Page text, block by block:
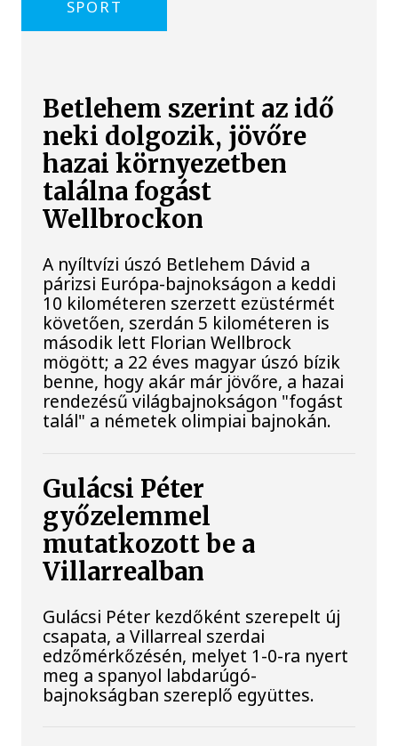
SPORT
Betlehem szerint az idő
neki dolgozik, jövőre
hazai környezetben
találna fogást
Wellbrockon
A nyíltvízi úszó Betlehem Dávid a
párizsi Európa-bajnokságon a keddi
10 kilométeren szerzett ezüstérmét
követően, szerdán 5 kilométeren is
második lett Florian Wellbrock
mögött; a 22 éves magyar úszó bízik
benne, hogy akár már jövőre, a hazai
rendezésű világbajnokságon "fogást
talál" a németek olimpiai bajnokán.
Gulácsi Péter
győzelemmel
mutatkozott be a
Villarrealban
Gulácsi Péter kezdőként szerepelt új
csapata, a Villarreal szerdai
edzőmérkőzésén, melyet 1-0-ra nyert
meg a spanyol labdarúgó-
bajnokságban szereplő együttes.